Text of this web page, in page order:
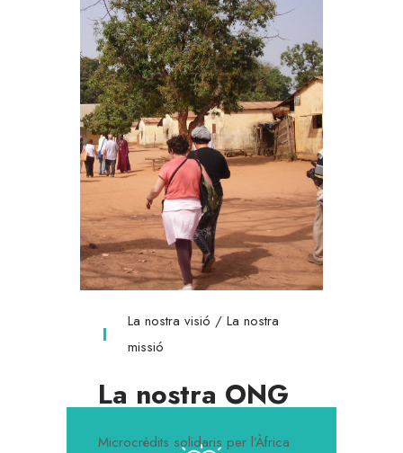
La nostra visió / La nostra
missió
La nostra ONG
Microcrèdits solidaris per l’Àfrica